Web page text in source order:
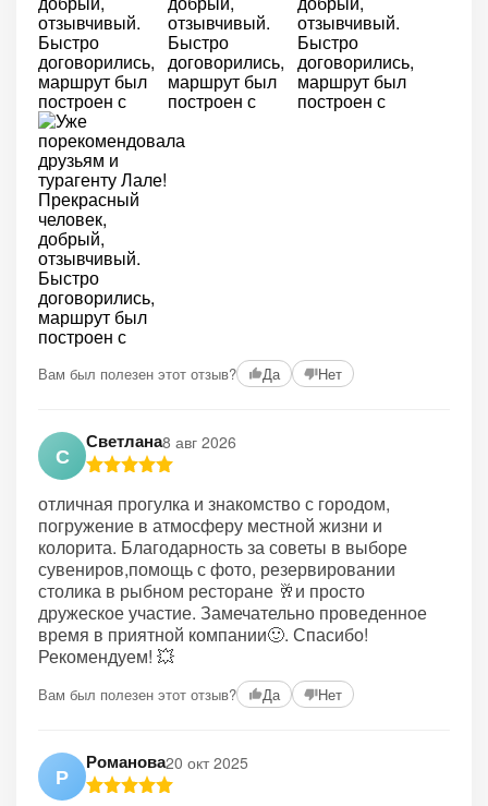
Вам был полезен этот отзыв? Да Нет
С
Светлана8 авг 2026
отличная прогулка и знакомство с городом,
погружение в атмосферу местной жизни и
колорита. Благодарность за советы в выборе
сувениров,помощь с фото, резервировании
столика в рыбном ресторане 🥂и просто
дружеское участие. Замечательно проведенное
время в приятной компании🙂. Спасибо!
Рекомендуем! 💥
Вам был полезен этот отзыв? Да Нет
Р
Романова20 окт 2025